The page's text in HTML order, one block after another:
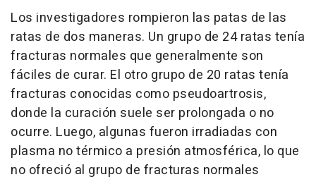
Los investigadores rompieron las patas de las
ratas de dos maneras. Un grupo de 24 ratas tenía
fracturas normales que generalmente son
fáciles de curar. El otro grupo de 20 ratas tenía
fracturas conocidas como pseudoartrosis,
donde la curación suele ser prolongada o no
ocurre. Luego, algunas fueron irradiadas con
plasma no térmico a presión atmosférica, lo que
no ofreció al grupo de fracturas normales